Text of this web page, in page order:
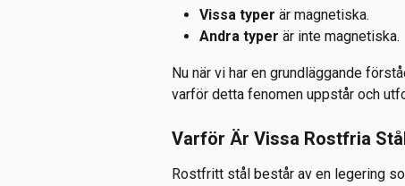
Vissa typer är magnetiska.
Andra typer är inte magnetiska.
Nu när vi har en grundläggande
varför detta fenomen uppstår och
Varför Är Vissa Rostfria
Rostfritt stål består av en legering